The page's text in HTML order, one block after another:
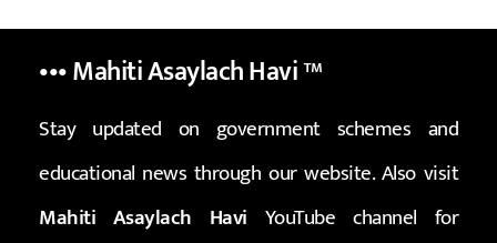
••• Mahiti Asaylach Havi™
Stay updated on government schemes and
educational news through our website. Also visit
Mahiti Asaylach Havi YouTube channel for